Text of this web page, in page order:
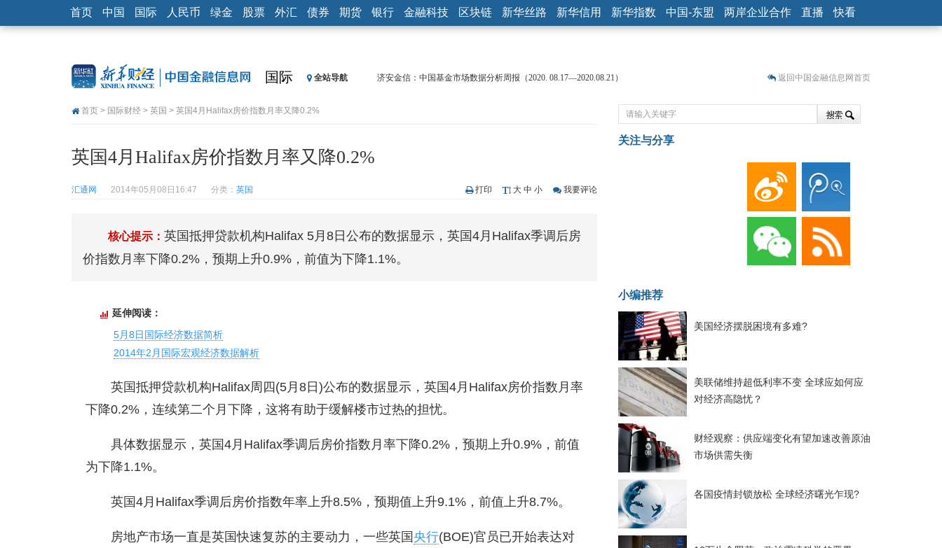
首页 中国 国际 人民币 绿金 股票 外汇 债券 期货 银行 金融科技 区块链 新华丝路 新华信用 新华指数 中国-东盟 两岸企业合作 直播 快看
国际 全站导航
济安金信：中国基金市场数据分析周报（2020. 08.17—2020.08.21）
央行公开市场净投放300亿元 短端资金利率明显下行
恒生聚源：北斗收官之星发射成功，全产业链解析
返回中国金融信息网首页
首页 > 国际财经 > 英国 > 英国4月Halifax房价指数月率又降0.2%
英国4月Halifax房价指数月率又降0.2%
汇通网 2014年05月08日16:47 分类： 英国 打印 大 中 小 我要评论
核心提示： 英国抵押贷款机构Halifax 5月8日公布的数据显示，英国4月Halifax季调后房
价指数月率下降0.2%，预期上升0.9%，前值为下降1.1%。
延伸阅读：
5月8日国际经济数据简析
2014年2月国际宏观经济数据解析
英国抵押贷款机构Halifax周四(5月8日)公布的数据显示，英国4月Halifax房价指数月率
下降0.2%，连续第二个月下降，这将有助于缓解楼市过热的担忧。
具体数据显示，英国4月Halifax季调后房价指数月率下降0.2%，预期上升0.9%，前值
为下降1.1%。
英国4月Halifax季调后房价指数年率上升8.5%，预期值上升9.1%，前值上升8.7%。
房地产市场一直是英国快速复苏的主要动力，一些英国央行(BOE)官员已开始表达对
关注与分享
小编推荐
美国经济摆脱困境有多难?
美联储维持超低利率不变 全球应如何应
对经济高隐忧？
财经观察：供应端变化有望加速改善原油
市场供需失衡
各国疫情封锁放松 全球经济曙光乍现?